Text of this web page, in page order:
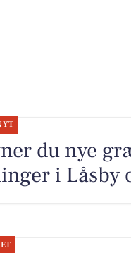
du nye
i Låsby